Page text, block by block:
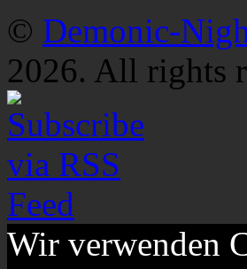
© Demonic-
2026. All rights
Wir verwenden